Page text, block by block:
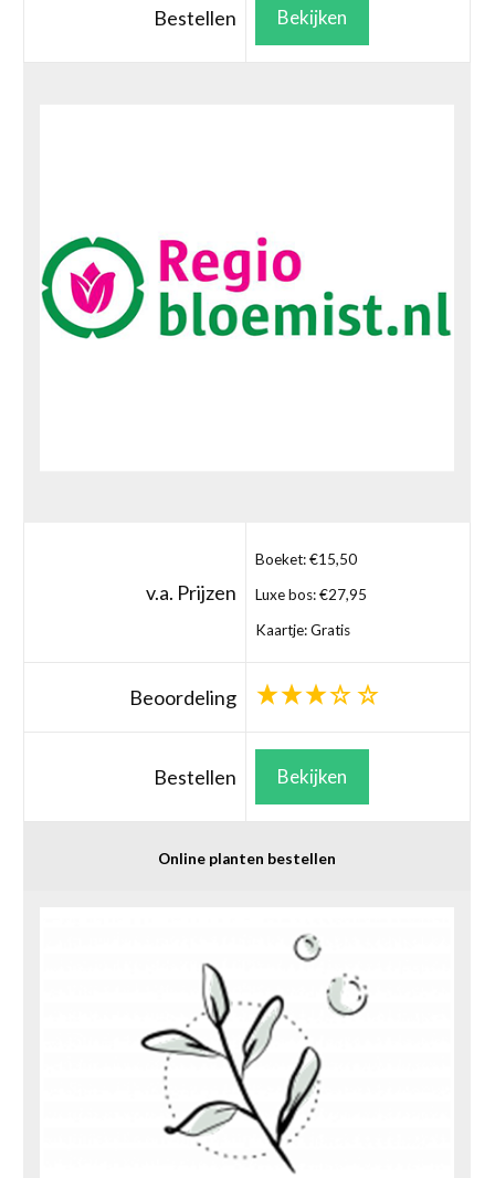
Bestellen Bekijken
v.a. Prijzen
Boeket: €15,50
Luxe bos: €27,95
Kaartje: Gratis
Beoordeling
Bestellen Bekijken
Online planten bestellen